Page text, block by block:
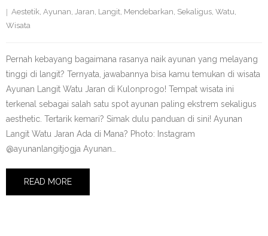
Aestetik, Ayunan, Jaran, Langit, Mendebarkan, Sekaligus, Watu,
Wisata
Pernah kebayang bagaimana rasanya naik ayunan yang melayang
tinggi di langit? Ternyata, jawabannya bisa kamu temukan di wisata
Ayunan Langit Watu Jaran di Kulonprogo! Tempat wisata ini
terkenal sebagai salah satu spot ayunan paling ekstrem sekaligus
aesthetic. Tertarik kemari? Simak dulu panduan di sini! Ayunan
Langit Watu Jaran Ada di Mana? Photo: Instagram
@ayunanlangitjogja Ayunan…
READ MORE